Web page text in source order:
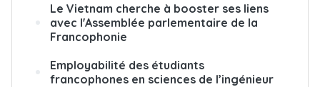
Le Vietnam cherche à booster ses liens
avec l'Assemblée parlementaire de la
Francophonie
Employabilité des étudiants
francophones en sciences de l’ingénieur